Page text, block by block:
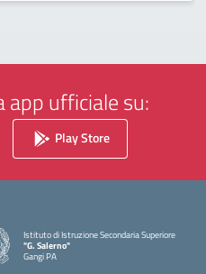
app ufficiale su:
Play Store
Istituto di Istruzione Secondaria Superiore
"G. Salerno"
Gangi PA
— Visita la pagina iniziale della scuola